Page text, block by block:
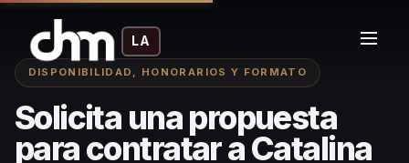
LA
DISPONIBILIDAD, HONORARIOS Y FORMATO
Solicita una propuesta
para contratar a Catalina